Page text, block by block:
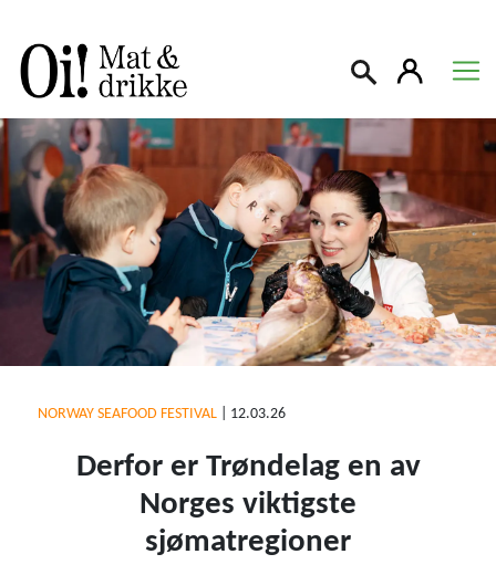
Søk
NORWAY SEAFOOD FESTIVAL 12.03.26
Derfor er Trøndelag en av
Norges viktigste
sjømatregioner